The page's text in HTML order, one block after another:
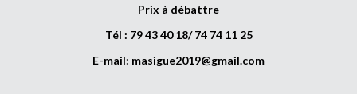
Prix à débattre
Tél : 79 43 40 18/ 74 74 11 25
E-mail: masigue2019@gmail.com